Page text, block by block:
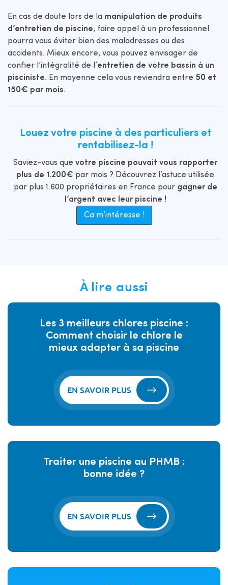
En cas de doute lors de la manipulation de produits
d’entretien de piscine, faire appel à un professionnel
pourra vous éviter bien des maladresses ou des
accidents. Mieux encore, vous pouvez envisager de
confier l’intégralité de l’entretien de votre bassin à un
pisciniste. En moyenne cela vous reviendra entre 50 et
150€ par mois.
Louez votre piscine à des particuliers et
rentabilisez-la !
Saviez-vous que votre piscine pouvait vous rapporter
plus de 1.200€ par mois ? Découvrez l’astuce utilisée
par plus 1.600 propriétaires en France pour gagner de
l’argent avec leur piscine !
Ca m’intéresse !
À lire aussi
Les 3 meilleurs chlores piscine :
Comment choisir le chlore le
mieux adapter à sa piscine
EN SAVOIR PLUS
Traiter une piscine au PHMB :
bonne idée ?
EN SAVOIR PLUS